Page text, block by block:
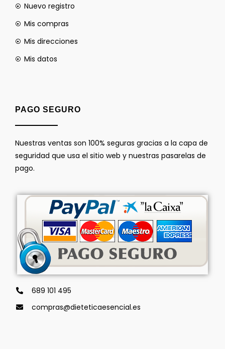
Nuevo registro
Mis compras
Mis direcciones
Mis datos
PAGO SEGURO
Nuestras ventas son 100% seguras gracias a la capa de
seguridad que usa el sitio web y nuestras pasarelas de
pago.
689 101 495
compras@dieteticaesencial.es